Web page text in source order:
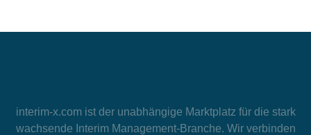
interim-x.comist der unabhängige Marktplatz für die stark
wachsende Interim Management-Branche. Wir verbinden